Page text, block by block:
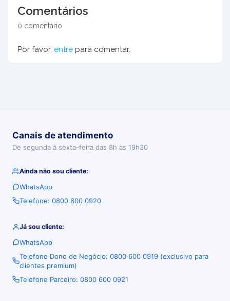
Comentários
0 comentário
Por favor, entre para comentar.
Canais de atendimento
De segunda à sexta-feira das 8h às 19h30
Ainda não sou cliente:
WhatsApp
Telefone: 0800 600 0920
Já sou cliente:
WhatsApp
Telefone Dono de Negócio: 0800 600 0919 (exclusivo para
clientes premium)
Telefone Parceiro: 0800 600 0921